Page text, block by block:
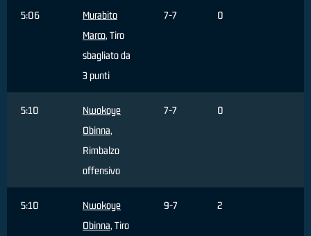
5:06
Murabito
Marco, Tiro
sbagliato da
3 punti
7-7 0
5:10
Nwokoye
Obinna,
Rimbalzo
offensivo
7-7 0
5:10
Nwokoye
Obinna, Tiro
9-7 2